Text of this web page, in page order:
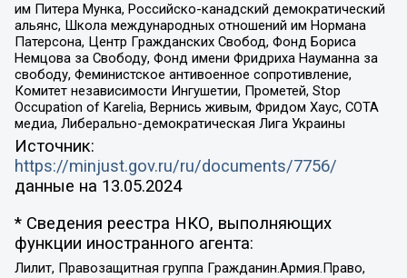
им Питера Мунка, Российско-канадский демократический
альянс, Школа международных отношений им Нормана
Патерсона, Центр Гражданских Свобод, Фонд Бориса
Немцова за Свободу, Фонд имени Фридриха Науманна за
свободу, Феминистское антивоенное сопротивление,
Комитет независимости Ингушетии, Прометей, Stop
Occupation of Karelia, Вернись живым, Фридом Хаус, СОТА
медиа, Либерально-демократическая Лига Украины
Источник:
https://minjust.gov.ru/ru/documents/7756/
данные на 13.05.2024
* Сведения реестра НКО, выполняющих
функции иностранного агента:
Лилит, Правозащитная группа Гражданин.Армия.Право,